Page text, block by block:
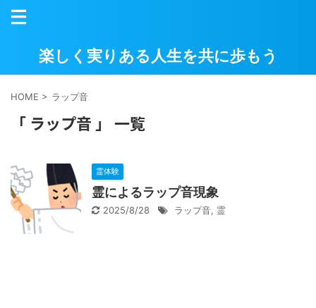
楽しく実りある人生を共に歩もう
HOME > ラップ音
「 ラップ音 」 一覧
霊体験
霊によるラップ音現象
2025/8/28 ラップ音, 霊